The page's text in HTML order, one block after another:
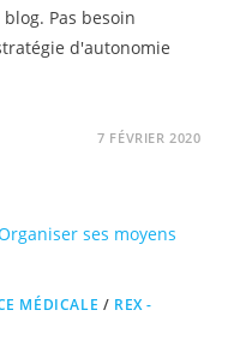
Pas besoin
d'autonomie
7 FÉVRIER 2020
MÉDICALE / REX -